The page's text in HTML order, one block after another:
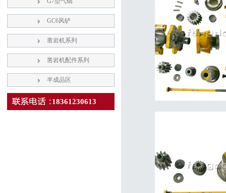
GC6风铲
凿岩机系列
凿岩机配件系列
半成品区
18361230613